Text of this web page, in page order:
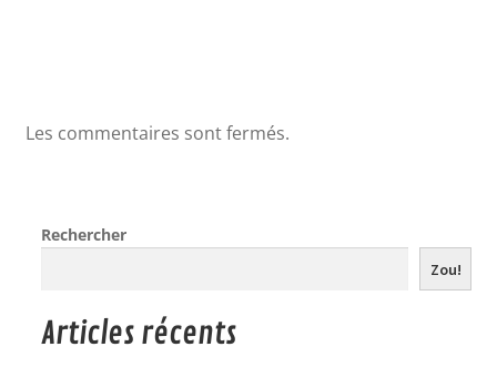
Les commentaires sont fermés.
Rechercher
Zou!
Articles récents